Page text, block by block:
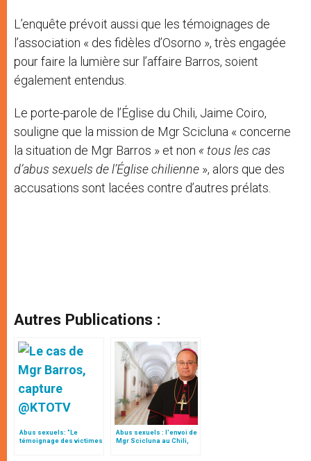
L’enquête prévoit aussi que les témoignages de
l’association « des fidèles d’Osorno », très engagée
pour faire la lumière sur l’affaire Barros, soient
également entendus.
Le porte-parole de l’Église du Chili, Jaime Coiro,
souligne que la mission de Mgr Scicluna « concerne
la situation de Mgr Barros » et non « tous les cas
d’abus sexuels de l’Église chilienne », alors que des
accusations sont lacées contre d’autres prélats.
Autres Publications :
Abus sexuels: "Le
témoignage des victimes
Abus sexuels : l'envoi de
Mgr Scicluna au Chili,